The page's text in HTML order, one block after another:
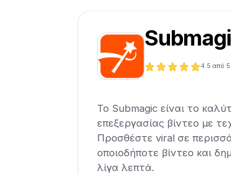
4.5 από
Το Submagic είναι το
επεξεργασίας βίντεο με
Προσθέστε viral σε
οποιοδήποτε βίντεο και
λίγα λεπτά.